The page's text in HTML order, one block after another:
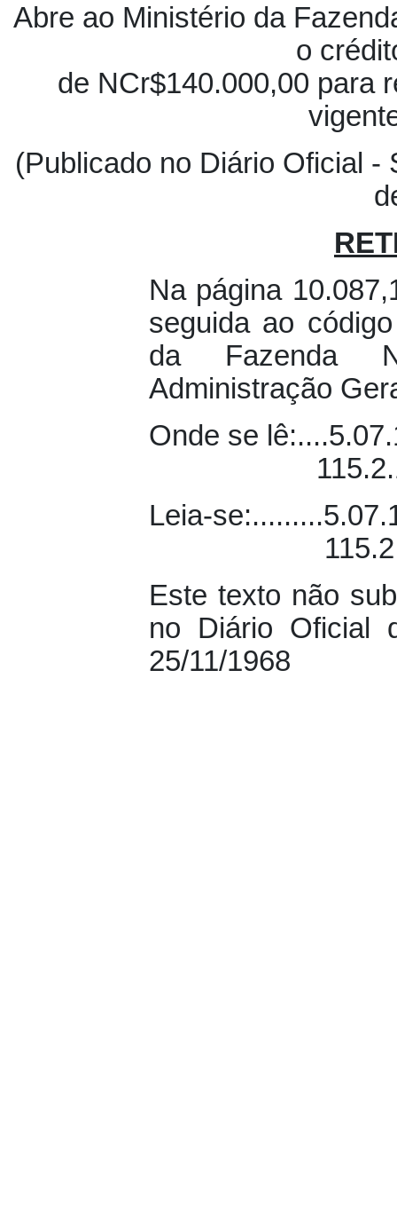
Abre ao Ministério da
o
de NCr$140.000,00 para
(Publicado no Diário Oficial -
Na página
seguida ao
da Fazenda
Administração
Onde se
Leia-
Este texto não
no Diário Oficial
25/11/1968